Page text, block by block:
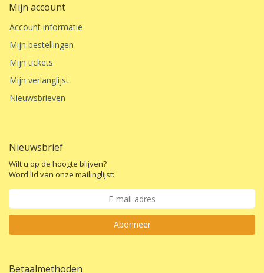
Mijn account
Account informatie
Mijn bestellingen
Mijn tickets
Mijn verlanglijst
Nieuwsbrieven
Nieuwsbrief
Wilt u op de hoogte blijven?
Word lid van onze mailinglijst:
Abonneer
Betaalmethoden